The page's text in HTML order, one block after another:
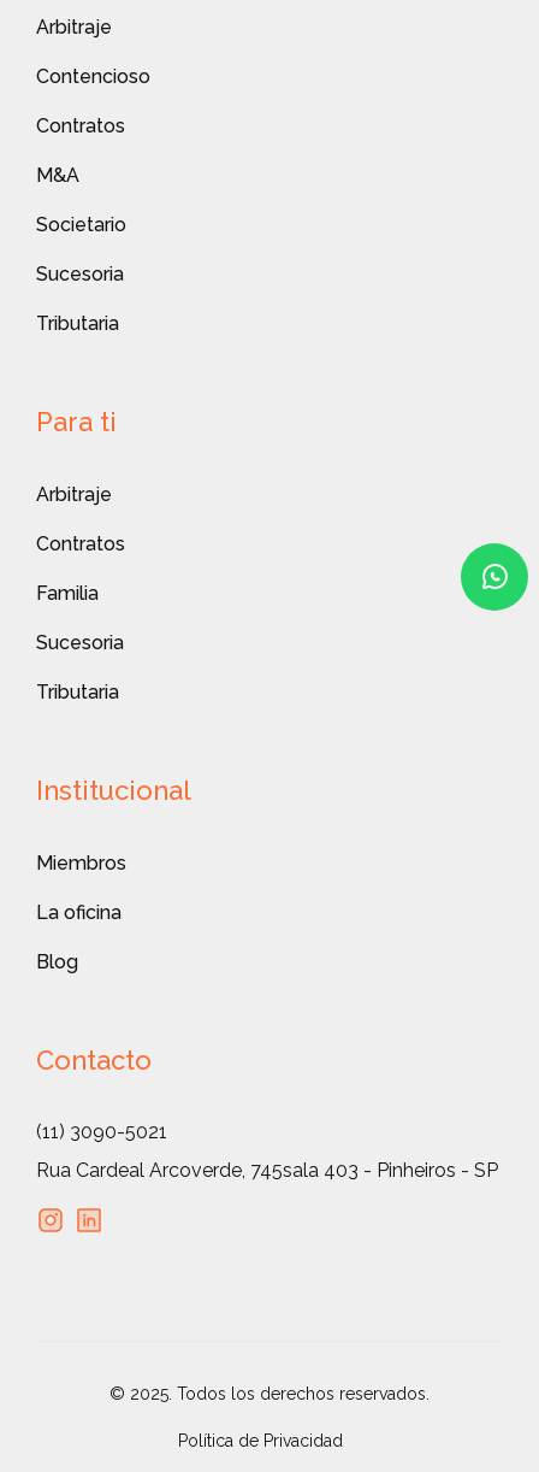
Arbitraje
Contencioso
Contratos
M&A
Societario
Sucesoria
Tributaria
Para ti
Arbitraje
Contratos
Familia
Sucesoria
Tributaria
Institucional
Miembros
La oficina
Blog
Contacto
(11) 3090-5021
Rua Cardeal Arcoverde, 745sala 403 - Pinheiros - SP
© 2025. Todos los derechos reservados.
Política de Privacidad